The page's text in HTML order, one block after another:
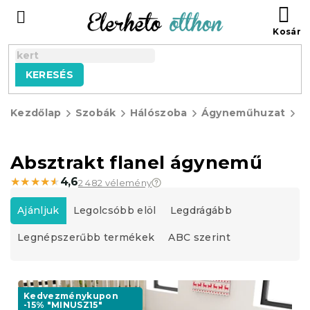
tartalomhoz
KERESÉS
Kezdőlap Szobák Hálószoba Ágyneműhuzat
Absztrakt flanel ágynemű
★★★★★
★★★★★ 4,62 482 vélemény
T
e
r
m
e
Ajánljuk Legolcsóbb elöl Legdrágább
Legnépszerűbb termékek ABC szerint
T
Kedvezménykupon
-15% "MINUSZ15"